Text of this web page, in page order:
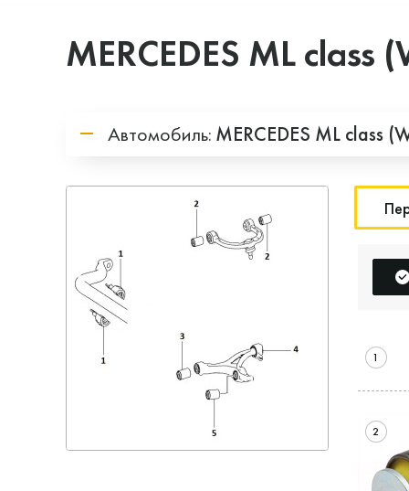
MERCEDES ML class
Автомобиль: MERCEDES ML class
1
2